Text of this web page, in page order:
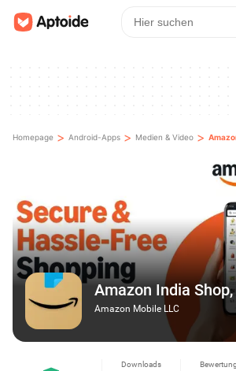
Homepage > Android-Apps > Medien & Video >
Amazon India
Amazon Mobile LLC
Downloads Bewertung